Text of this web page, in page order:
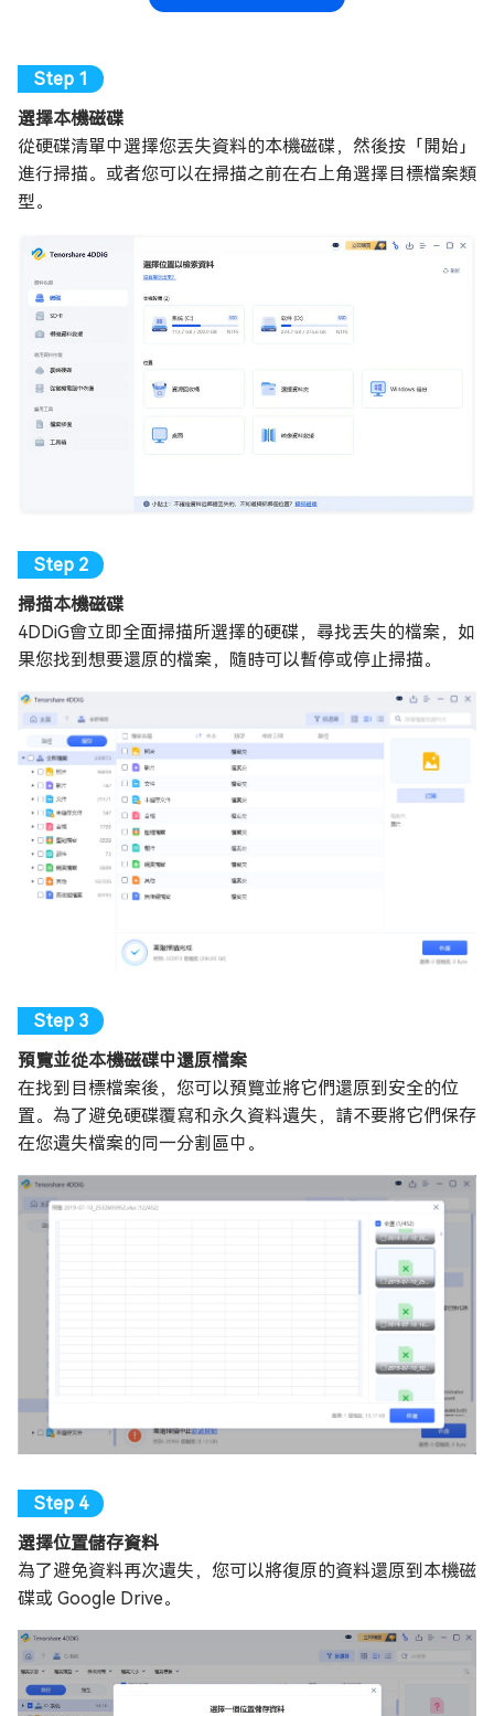
選擇本機磁碟
從硬碟清單中選擇您丟失資料的本機磁碟，然後按「開始」
進行掃描。或者您可以在掃描之前在右上角選擇目標檔案類
型。
掃描本機磁碟
4DDiG會立即全面掃描所選擇的硬碟，尋找丟失的檔案，如
果您找到想要還原的檔案，隨時可以暫停或停止掃描。
預覽並從本機磁碟中還原檔案
在找到目標檔案後，您可以預覽並將它們還原到安全的位
置。為了避免硬碟覆寫和永久資料遺失，請不要將它們保存
在您遺失檔案的同一分割區中。
選擇位置儲存資料
為了避免資料再次遺失，您可以將復原的資料還原到本機磁
碟或 Google Drive。